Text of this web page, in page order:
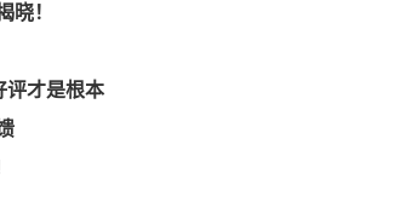
晓！
评才是根本